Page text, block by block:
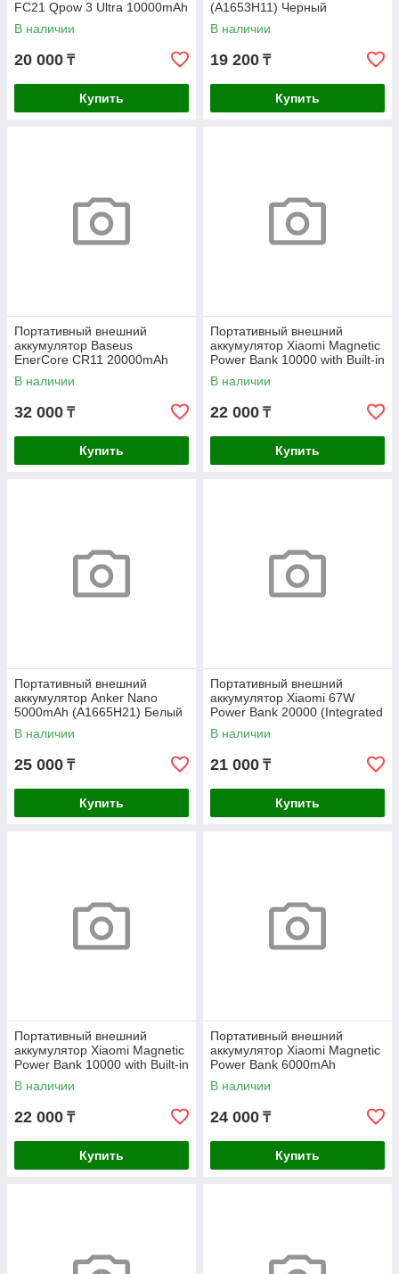
FC21 Qpow 3 Ultra 10000mAh
45W Pink (E0027Q02)
В наличии
20 000 ₸
Купить
(A1653H11) Черный
В наличии
19 200 ₸
Купить
Портативный внешний
аккумулятор Baseus
EnerCore CR11 20000mAh
67W Black (E0027H00)
В наличии
32 000 ₸
Купить
Портативный внешний
аккумулятор Xiaomi Magnetic
Power Bank 10000 with Built-in
Stand Blue
В наличии
22 000 ₸
Купить
Портативный внешний
аккумулятор Anker Nano
5000mAh (A1665H21) Белый
В наличии
25 000 ₸
Купить
Портативный внешний
аккумулятор Xiaomi 67W
Power Bank 20000 (Integrated
Cable) Tan
В наличии
21 000 ₸
Купить
Портативный внешний
аккумулятор Xiaomi Magnetic
Power Bank 10000 with Built-in
Stand Black
В наличии
22 000 ₸
Купить
Портативный внешний
аккумулятор Xiaomi Magnetic
Power Bank 6000mAh
В наличии
24 000 ₸
Купить